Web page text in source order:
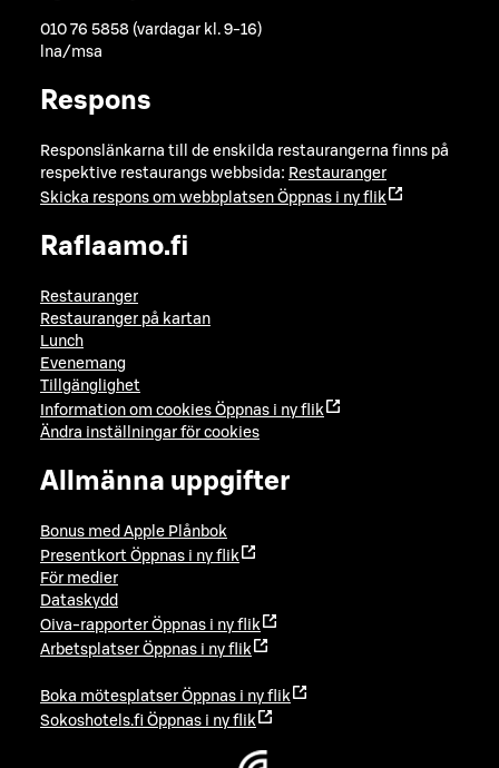
010 76 5858 (vardagar kl. 9-16)
lna/msa
Respons
Responslänkarna till de enskilda restaurangerna finns på
respektive restaurangs webbsida: Restauranger
Skicka respons om webbplatsen Öppnas i ny flik
Raflaamo.fi
Restauranger
Restauranger på kartan
Lunch
Evenemang
Tillgänglighet
Information om cookies Öppnas i ny flik
Ändra inställningar för cookies
Allmänna uppgifter
Bonus med Apple Plånbok
Presentkort Öppnas i ny flik
För medier
Dataskydd
Oiva-rapporter Öppnas i ny flik
Arbetsplatser Öppnas i ny flik
Boka mötesplatser Öppnas i ny flik
Sokoshotels.fi Öppnas i ny flik